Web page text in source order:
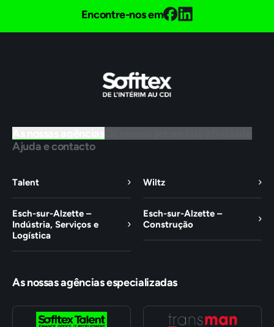
Encontre-nos em
Ajuda e contacto
Talent Wiltz
Esch-sur-Alzette –
Indústria, Serviços e
Logística
Esch-sur-Alzette –
Construção
As nossas agências especializadas